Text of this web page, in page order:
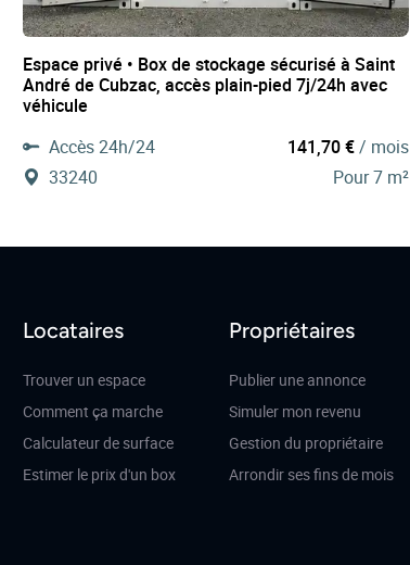
Espace privé • Box de stockage sécurisé à Saint
André de Cubzac, accès plain-pied 7j/24h avec
véhicule
Accès 24h/24
33240
141,70 €/ mois
Pour 7 m²
Locataires
Trouver un espace
Comment ça marche
Calculateur de surface
Estimer le prix d'un box
Propriétaires
Publier une annonce
Simuler mon revenu
Gestion du propriétaire
Arrondir ses fins de mois